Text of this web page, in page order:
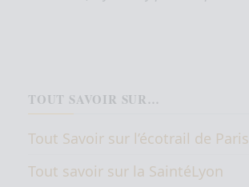
TOUT SAVOIR SUR…
Tout Savoir sur l’écotrail de Paris
Tout savoir sur la SaintéLyon